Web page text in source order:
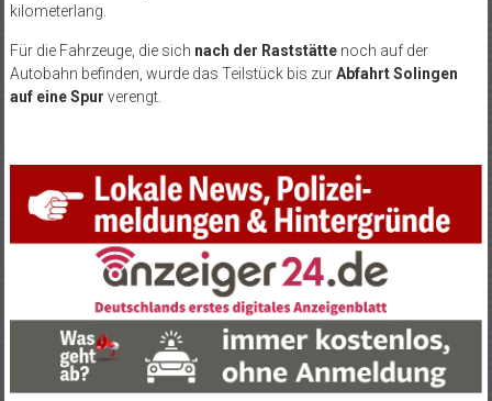
kilometerlang.
Für die Fahrzeuge, die sich nach der Raststättenoch auf der
Autobahn befinden, wurde das Teilstück bis zurAbfahrt Solingen
auf eine Spur verengt.